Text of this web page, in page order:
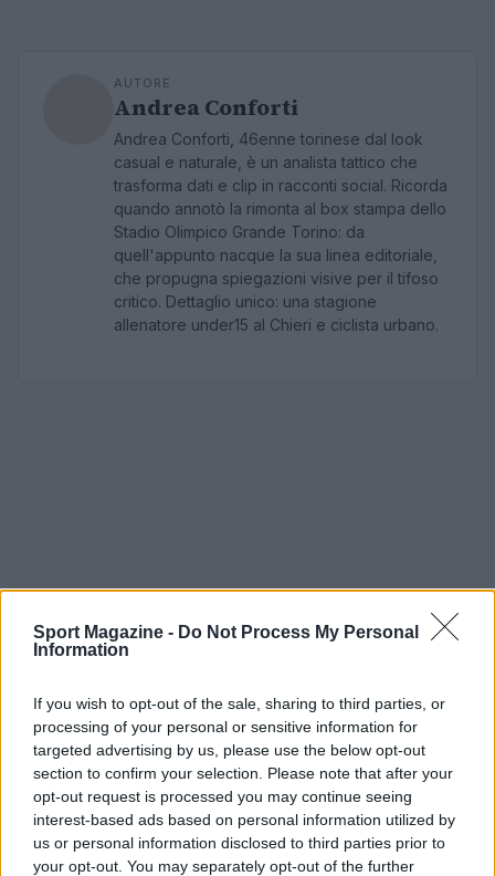
Sport Magazine - Do Not Process My Personal
Information
If you wish to opt-out of the sale, sharing to third parties, or
processing of your personal or sensitive information for
targeted advertising by us, please use the below opt-out
section to confirm your selection. Please note that after your
opt-out request is processed you may continue seeing
interest-based ads based on personal information utilized by
us or personal information disclosed to third parties prior to
your opt-out. You may separately opt-out of the further
AUTORE
Andrea Conforti
Andrea Conforti, 46enne torinese dal look
casual e naturale, è un analista tattico che
trasforma dati e clip in racconti social. Ricorda
quando annotò la rimonta al box stampa dello
Stadio Olimpico Grande Torino: da
quell'appunto nacque la sua linea editoriale,
che propugna spiegazioni visive per il tifoso
critico. Dettaglio unico: una stagione
allenatore under15 al Chieri e ciclista urbano.